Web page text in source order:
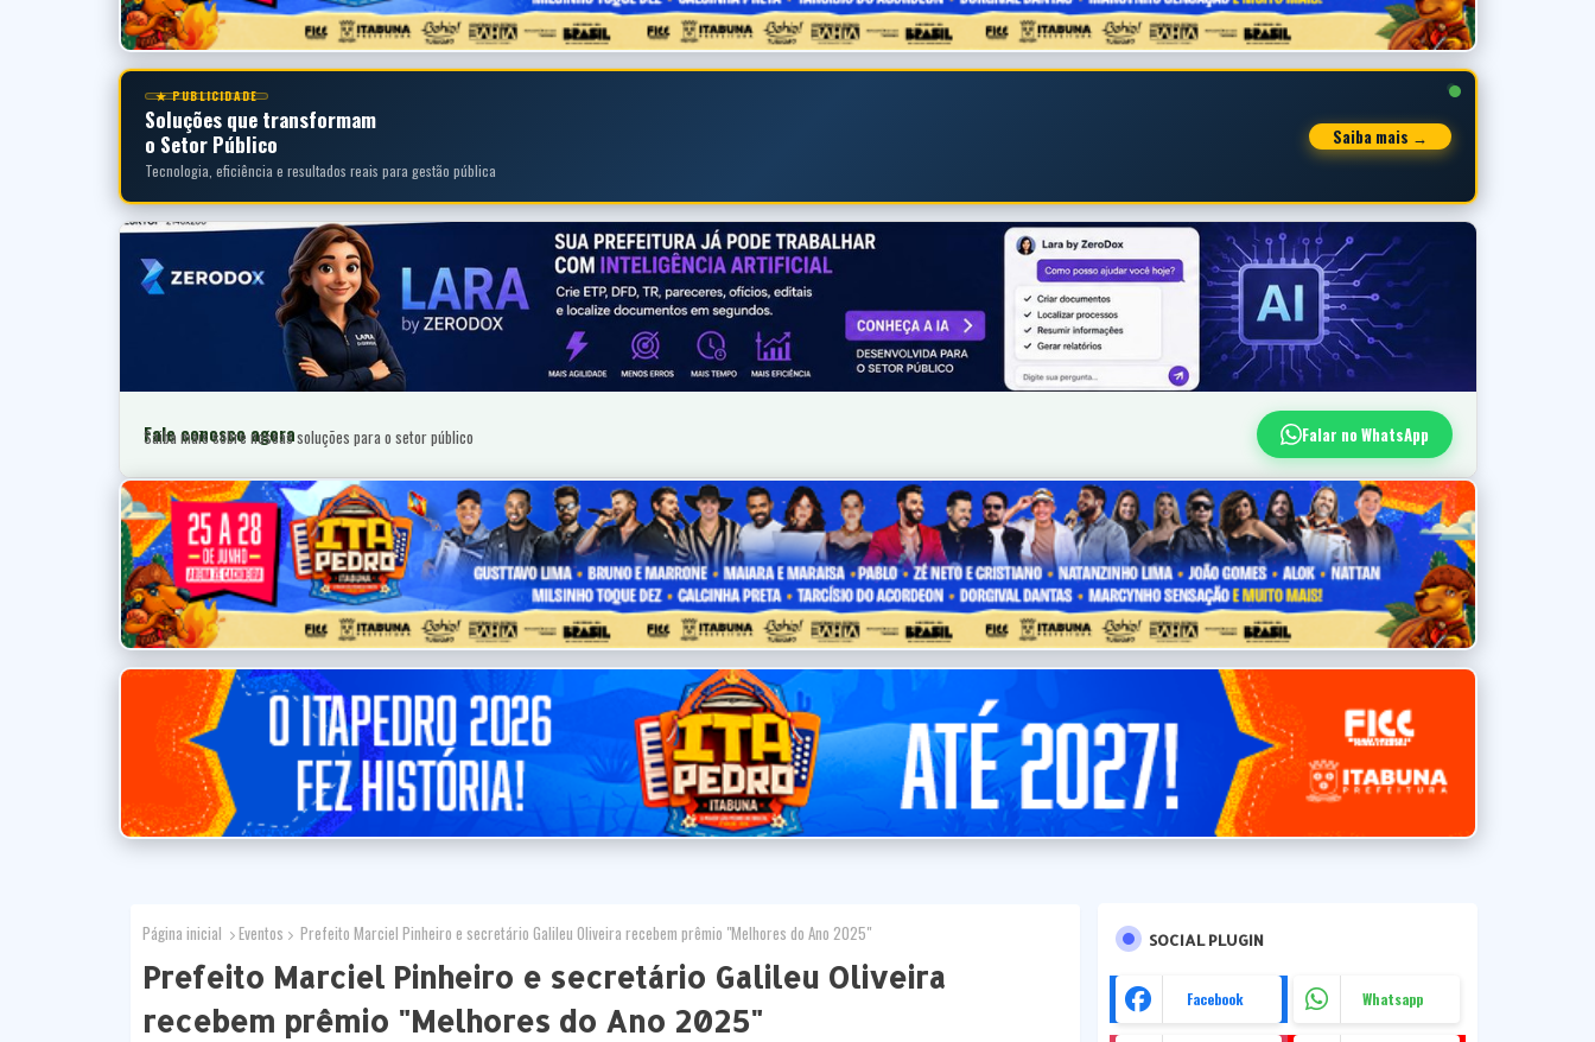
★ PUBLICIDADE
Soluções que transformam
o Setor Público
Tecnologia, eficiência e resultados reais para gestão pública
Saiba mais →
Fale conosco agora
Saiba mais sobre nossas soluções para o setor público Falar no WhatsApp
Página inicial Eventos Prefeito Marciel Pinheiro e secretário Galileu Oliveira recebem prêmio "Melhores do Ano 2025"
Prefeito Marciel Pinheiro e secretário Galileu Oliveira
recebem prêmio "Melhores do Ano 2025"
SOCIAL PLUGIN
Facebook Whatsapp